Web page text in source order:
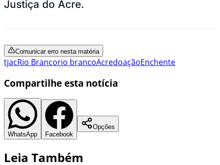
Justiça do Acre.
Comunicar erro nesta matéria
tjacRio Brancorio brancoAcredoaçãoEnchente
Compartilhe esta notícia
WhatsApp Facebook
Opções
Leia Também